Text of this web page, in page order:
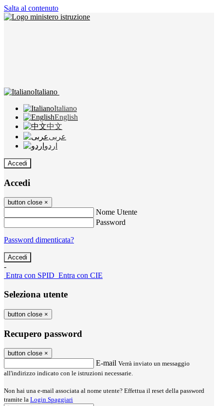
Salta al contenuto
Italiano
Italiano
English
中文
عربى
اردو
Accedi
Accedi
button close ×
Nome Utente
Password
Password dimenticata?
-
Entra con SPID Entra con CIE
Seleziona utente
button close ×
Recupero password
button close ×
E-mail Verrà inviato un messaggio
all'indirizzo indicato con le istruzioni necessarie.
Non hai una e-mail associata al nome utente? Effettua il reset della password
tramite la Login Spaggiari